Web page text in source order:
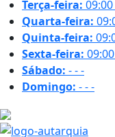
Terça-feira:
Quarta-feira:
Quinta-feira:
Sexta-feira:
Sábado: ---
Domingo: ---